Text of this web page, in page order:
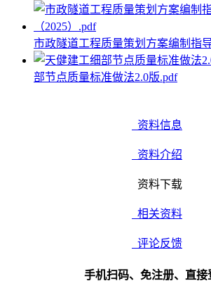
市政隧道工程质量策划方案编制指
部节点质量标准做法2.0版.pdf
资料信息
资料介绍
资料下载
相关资料
评论反馈
手机扫码、免注册、直接